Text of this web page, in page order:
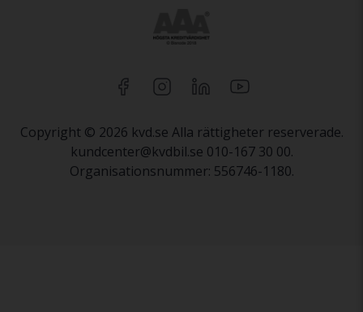
Copyright © 2026 kvd.se Alla rättigheter reserverade.
kundcenter@kvdbil.se 010-167 30 00.
Organisationsnummer: 556746-1180.